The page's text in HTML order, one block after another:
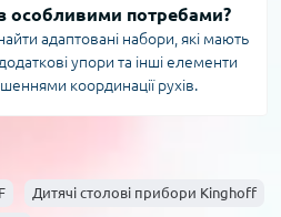
особливими потребами?
адаптовані набори, які мають
упори та інші елементи
координації рухів.
Дитячі столові прибори Kinghoff